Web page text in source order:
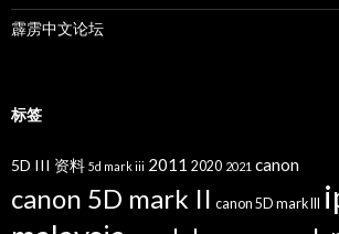
霹雳中文论坛
标签
5D III 资料 5d mark iii 2011 2020 2021 canon
canon 5D mark II canon 5D mark III